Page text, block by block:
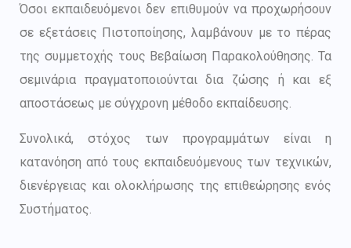
Όσοι εκπαιδευόμενοι δεν επιθυμούν να προχωρήσουν
σε εξετάσεις Πιστοποίησης, λαμβάνουν με το πέρας
της συμμετοχής τους Βεβαίωση Παρακολούθησης. Τα
σεμινάρια πραγματοποιούνται δια ζώσης ή και εξ
αποστάσεως με σύγχρονη μέθοδο εκπαίδευσης.
Συνολικά, στόχος των προγραμμάτων είναι η
κατανόηση από τους εκπαιδευόμενους των τεχνικών,
διενέργειας και ολοκλήρωσης της επιθεώρησης ενός
Συστήματος.